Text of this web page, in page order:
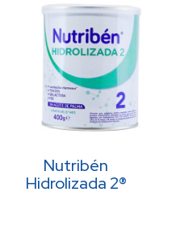
Nutribén
Hidrolizada 2®